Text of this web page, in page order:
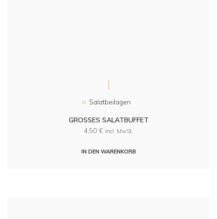
Salatbeilagen
GROSSES SALATBUFFET
4,50 € incl. MwSt.
IN DEN WARENKORB